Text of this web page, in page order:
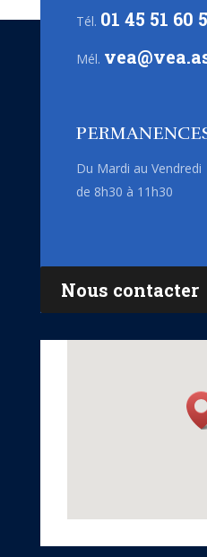
Tél. 01 45 51 60
Mél.
Du Mardi au Vendredi
de 8h30 à 11h30
Nous contacter